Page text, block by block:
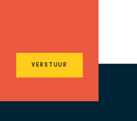
VERSTUUR